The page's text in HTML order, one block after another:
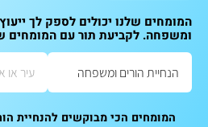
המומחים שלנו יכולים לספק לך
ומשפחה. לקביעת תור עם המומחים
המומחים הכי מבוקשים להנחיית